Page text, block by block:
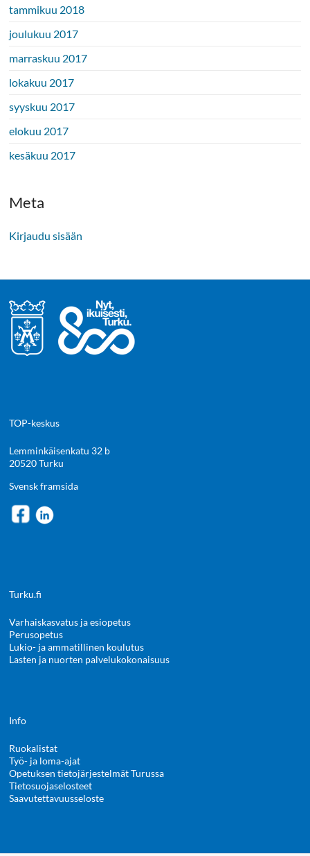
tammikuu 2018
joulukuu 2017
marraskuu 2017
lokakuu 2017
syyskuu 2017
elokuu 2017
kesäkuu 2017
Meta
Kirjaudu sisään
TOP-keskus
Lemminkäisenkatu 32 b
20520 Turku
Svensk framsida
Turku.fi
Varhaiskasvatus ja esiopetus
Perusopetus
Lukio- ja ammatillinen koulutus
Lasten ja nuorten palvelukokonaisuus
Info
Ruokalistat
Työ- ja loma-ajat
Opetuksen tietojärjestelmät Turussa
Tietosuojaselosteet
Saavutettavuusseloste